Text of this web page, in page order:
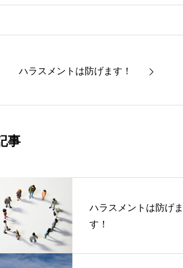
ハラスメントは防げます！
事
ハラスメントは防げま
す！